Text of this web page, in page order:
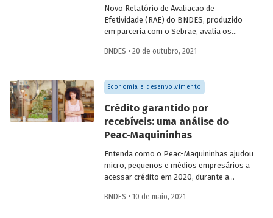
Novo Relatório de Avaliacão de
Efetividade (RAE) do BNDES, produzido
em parceria com o Sebrae, avalia os
instituições sobre o emprego nas micro e
2014 e 2017.
BNDES • 20 de outubro, 2021
Economia e desenvolvimento
Crédito garantido por
recebíveis: uma análise do
Peac-Maquininhas
Entenda como o Peac-Maquininhas ajudou
micro, pequenos e médios empresários a
acessar crédito em 2020, durante a
programa, que utiliza a concessão de
BNDES • 10 de maio, 2021